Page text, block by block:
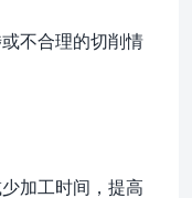
不合理的切削情
加工时间，提高